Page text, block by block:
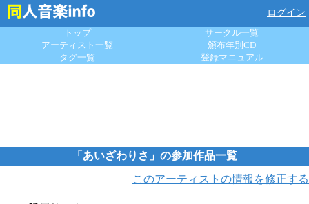
ログイン
トップ
サークル一覧
アーティスト一覧
頒布年別CD
タグ一覧
登録マニュアル
「あいざわりさ」の参加作品一覧
このアーティストの情報を修正する